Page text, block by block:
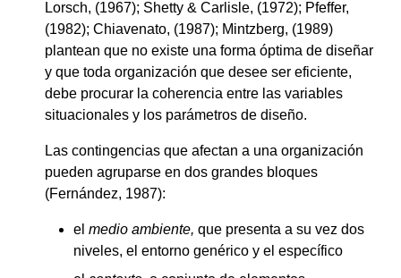
Lorsch, (1967); Shetty & Carlisle, (1972); Pfeffer,
(1982); Chiavenato, (1987); Mintzberg, (1989)
plantean que no existe una forma óptima de diseñar
y que toda organización que desee ser eficiente,
debe procurar la coherencia entre las variables
situacionales y los parámetros de diseño.
Las contingencias que afectan a una organización
pueden agruparse en dos grandes bloques
(Fernández, 1987):
el medio ambiente, que presenta a su vez dos
niveles, el entorno genérico y el específico